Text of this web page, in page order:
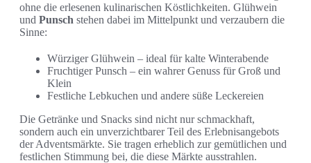
ohne die erlesenen kulinarischen Köstlichkeiten. Glühwein
und Punsch stehen dabei im Mittelpunkt und verzaubern die
Sinne:
Würziger Glühwein – ideal für kalte Winterabende
Fruchtiger Punsch – ein wahrer Genuss für Groß und
Klein
Festliche Lebkuchen und andere süße Leckereien
Die Getränke und Snacks sind nicht nur schmackhaft,
sondern auch ein unverzichtbarer Teil des Erlebnisangebots
der Adventsmärkte. Sie tragen erheblich zur gemütlichen und
festlichen Stimmung bei, die diese Märkte ausstrahlen.